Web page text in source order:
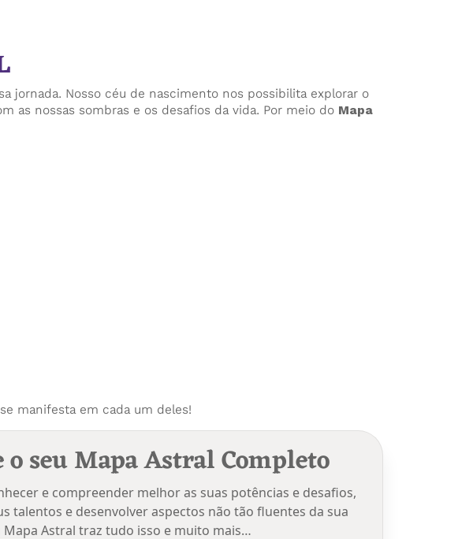
jornada. Nosso céu de nascimento nos possibilita explorar o
as nossas sombras e os desafios da vida. Por meio do Mapa
se manifesta em cada um deles!
o seu Mapa Astral Completo
e compreender melhor as suas potências e desafios,
talentos e desenvolver aspectos não tão fluentes da sua
Mapa Astral traz tudo isso e muito mais…